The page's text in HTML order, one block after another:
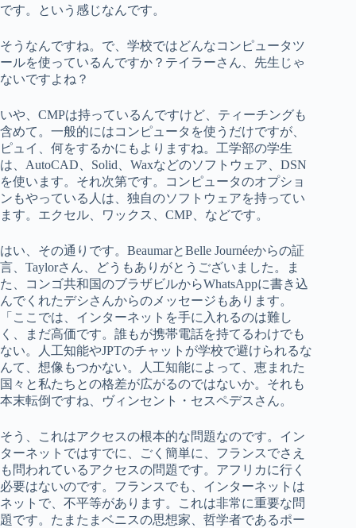
です。という感じなんです。
そうなんですね。で、学校ではどんなコンピュータツ
ールを使っているんですか？テイラーさん、先生じゃ
ないですよね？
いや、CMPは持っているんですけど、ティーチングも
含めて。一般的にはコンピュータを使うだけですが、
ピュイ、何をするかにもよりますね。工学部の学生
は、AutoCAD、Solid、Waxなどのソフトウェア、DSN
を使います。それ次第です。コンピュータのオプショ
ンもやっている人は、独自のソフトウェアを持ってい
ます。エクセル、ワックス、CMP、などです。
はい、その通りです。BeaumarとBelle Journéeからの証
言、Taylorさん、どうもありがとうございました。ま
た、コンゴ共和国のブラザビルからWhatsAppに書き込
んでくれたデシさんからのメッセージもあります。
「ここでは、インターネットを手に入れるのは難し
く、まだ高価です。誰もが携帯電話を持てるわけでも
ない。人工知能やJPTのチャットが学校で避けられるな
んて、想像もつかない。人工知能によって、恵まれた
国々と私たちとの格差が広がるのではないか。それも
本末転倒ですね、ヴィンセント・セスペデスさん。
そう、これはアクセスの根本的な問題なのです。イン
ターネットではすでに、ごく簡単に、フランスでさえ
も問われているアクセスの問題です。アフリカに行く
必要はないのです。フランスでも、インターネットは
ネットで、不平等があります。これは非常に重要な問
題です。たまたまベニスの思想家、哲学者であるポー